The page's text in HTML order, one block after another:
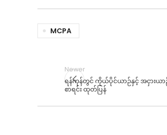
MCPA
Newer
ရန်ကုန်တွင် ကိုယ်ပိုင်ယာဉ်နှင့် အငှားယာဉ်
စာရင်း ထုတ်ပြန်